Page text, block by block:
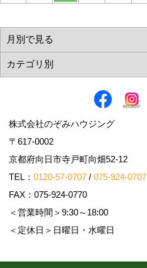
株式会社のぞみハウジング
〒617-0002
京都府向日市寺戸町向畑52-12
TEL： 0120-57-0707 / 075-924-0707
FAX：075-924-0770
＜営業時間＞9:30～18:00
＜定休日＞日曜日・水曜日